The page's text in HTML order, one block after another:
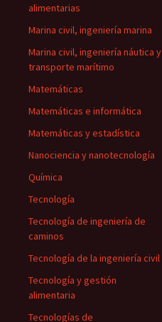
alimentarias
Marina civil, ingeniería marina
Marina civil, ingeniería náutica y
transporte marítimo
Matemáticas
Matemáticas e informática
Matemáticas y estadística
Nanociencia y nanotecnología
Química
Tecnología
Tecnología de ingeniería de
caminos
Tecnología de la ingeniería civil
Tecnología y gestión
alimentaria
Tecnologías de